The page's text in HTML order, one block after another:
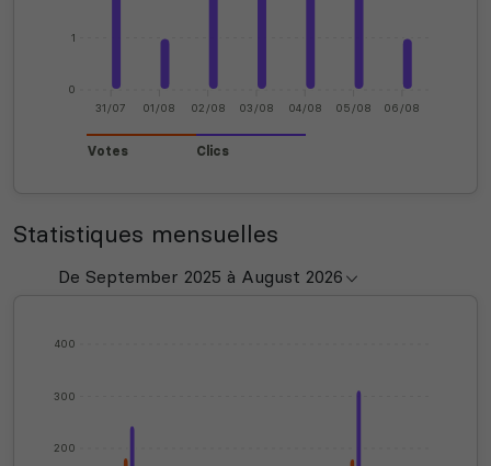
0
1
31/07 01/08 02/08 03/08 04/08 05/08 06/08
Votes Clics
Statistiques mensuelles
200
300
400